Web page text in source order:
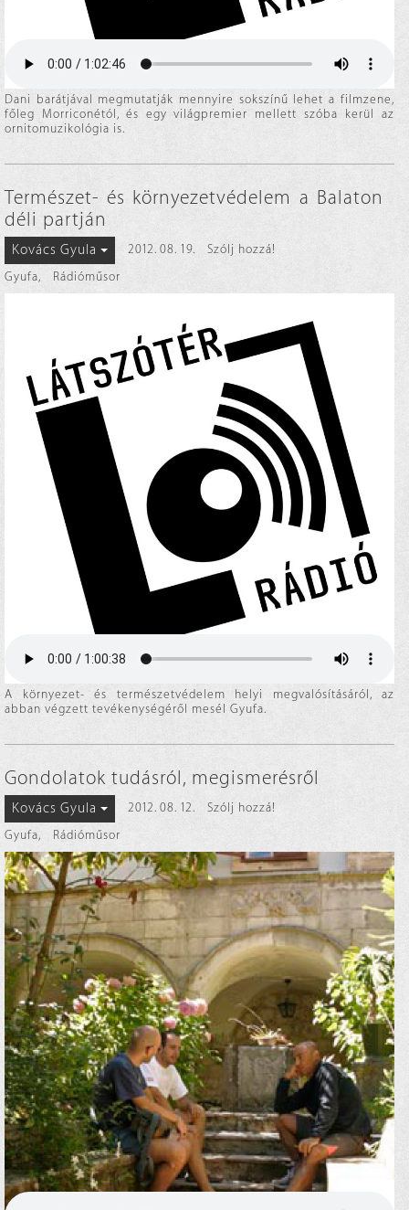
Dani barátjával megmutatják mennyire sokszínű lehet a filmzene,
főleg Morriconétól, és egy világpremier mellett szóba kerül az
ornitomuzikológia is.
Természet- és környezetvédelem a Balaton
déli partján
Kovács Gyula 2012. 08. 19.
Szólj hozzá!
Gyufa, Rádióműsor
A környezet- és természetvédelem helyi megvalósításáról, az
abban végzett tevékenységéről mesél Gyufa.
Gondolatok tudásról, megismerésről
Kovács Gyula 2012. 08. 12.
Szólj hozzá!
Gyufa, Rádióműsor